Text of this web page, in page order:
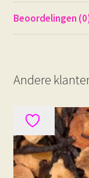
Beoordelingen
Andere